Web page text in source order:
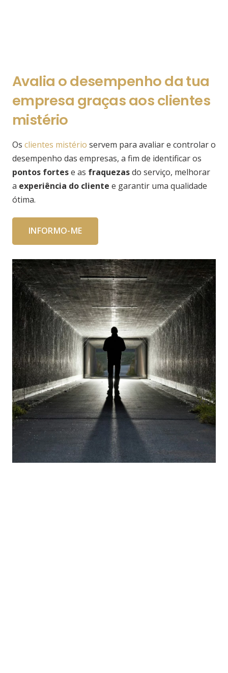
Avalia o desempenho da tua
empresa graças aos clientes
mistério
Os clientes mistério servem para avaliar e controlar o
desempenho das empresas, a fim de identificar os
pontos fortese as fraquezasdo serviço, melhorar
a experiência do cliente e garantir uma qualidade
ótima.
INFORMO-ME